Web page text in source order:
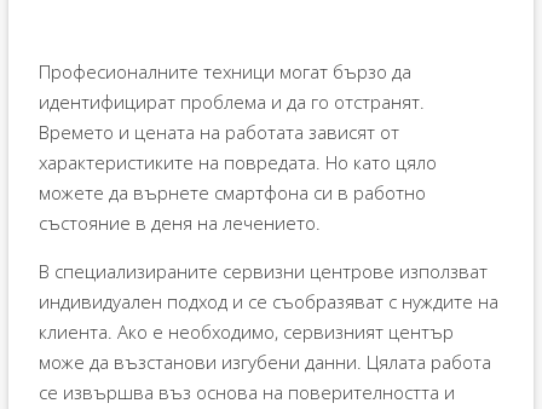
Професионалните техници могат бързо да
идентифицират проблема и да го отстранят.
Времето и цената на работата зависят от
характеристиките на повредата. Но като цяло
можете да върнете смартфона си в работно
състояние в деня на лечението.
В специализираните сервизни центрове използват
индивидуален подход и се съобразяват с нуждите на
клиента. Ако е необходимо, сервизният център
може да възстанови изгубени данни. Цялата работа
се извършва въз основа на поверителността и